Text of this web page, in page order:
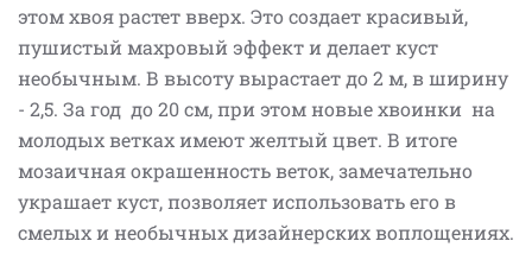
этом хвоя растет вверх. Это создает красивый,
пушистый махровый эффект и делает куст
необычным. В высоту вырастает до 2 м, в ширину
- 2,5. За год до 20 см, при этом новые хвоинки на
молодых ветках имеют желтый цвет. В итоге
мозаичная окрашенность веток, замечательно
украшает куст, позволяет использовать его в
смелых и необычных дизайнерских воплощениях.